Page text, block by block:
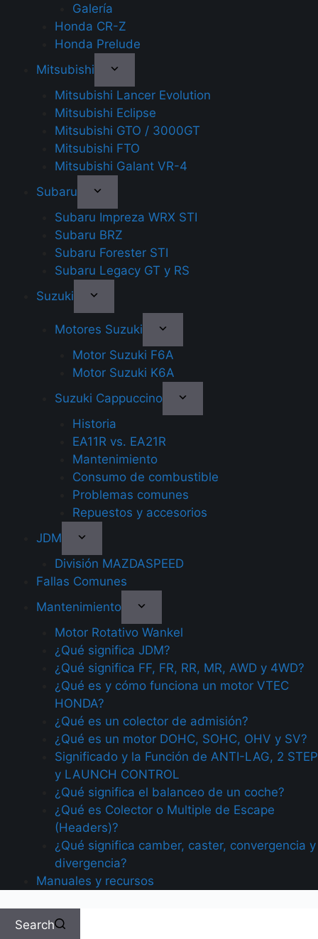
Galería
Honda CR-Z
Honda Prelude
Mitsubishi
Mitsubishi Lancer Evolution
Mitsubishi Eclipse
Mitsubishi GTO / 3000GT
Mitsubishi FTO
Mitsubishi Galant VR-4
Subaru
Subaru Impreza WRX STI
Subaru BRZ
Subaru Forester STI
Subaru Legacy GT y RS
Suzuki
Motores Suzuki
Motor Suzuki F6A
Motor Suzuki K6A
Suzuki Cappuccino
Historia
EA11R vs. EA21R
Mantenimiento
Consumo de combustible
Problemas comunes
Repuestos y accesorios
JDM
División MAZDASPEED
Fallas Comunes
Mantenimiento
Motor Rotativo Wankel
¿Qué significa JDM?
¿Qué significa FF, FR, RR, MR, AWD y 4WD?
¿Qué es y cómo funciona un motor VTEC
HONDA?
¿Qué es un colector de admisión?
¿Qué es un motor DOHC, SOHC, OHV y SV?
Significado y la Función de ANTI-LAG, 2 STEP
y LAUNCH CONTROL
¿Qué significa el balanceo de un coche?
¿Qué es Colector o Multiple de Escape
(Headers)?
¿Qué significa camber, caster, convergencia y
divergencia?
Manuales y recursos
Search